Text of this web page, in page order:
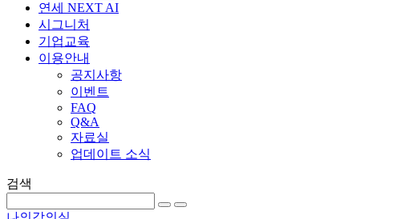
연세 NEXT AI
시그니처
기업교육
이용안내
공지사항
이벤트
FAQ
Q&A
자료실
업데이트 소식
검색